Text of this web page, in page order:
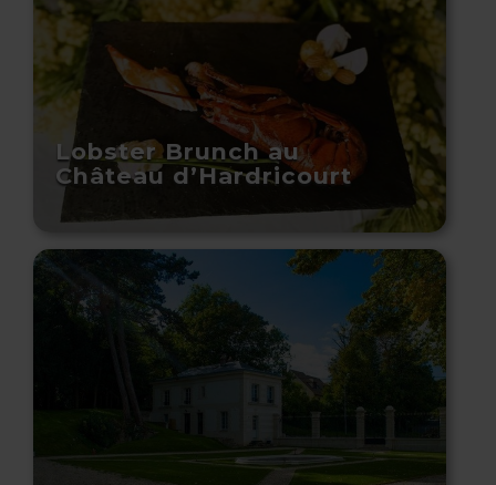
Lobster Brunch au
Château d’Hardricourt